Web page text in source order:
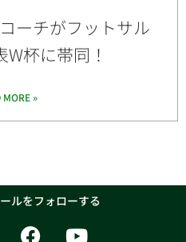
ーチがフットサル
杯に帯同！
MORE »
ルをフォローする
F Y